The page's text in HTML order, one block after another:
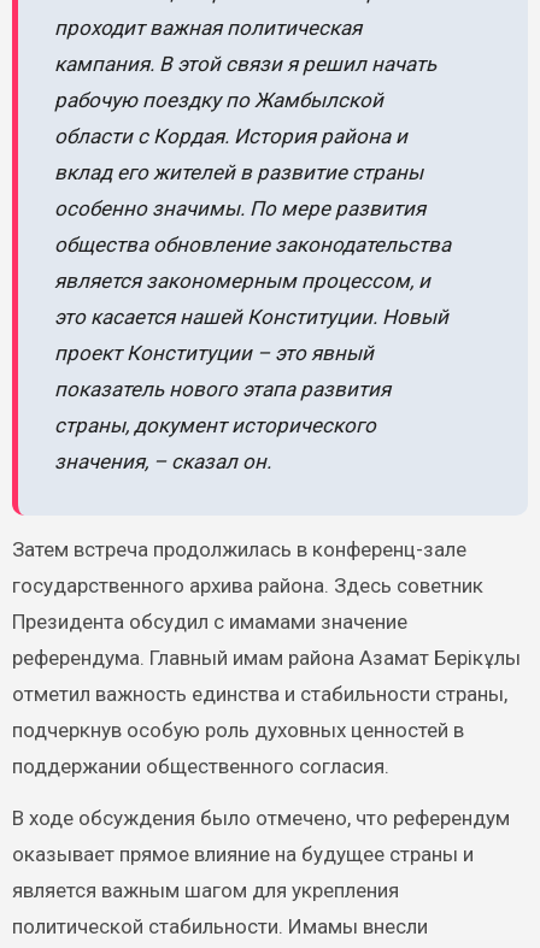
проходит важная политическая
кампания. В этой связи я решил начать
рабочую поездку по Жамбылской
области с Кордая. История района и
вклад его жителей в развитие страны
особенно значимы. По мере развития
общества обновление законодательства
является закономерным процессом, и
это касается нашей Конституции. Новый
проект Конституции – это явный
показатель нового этапа развития
страны, документ исторического
значения, – сказал он.
Затем встреча продолжилась в конференц-зале
государственного архива района. Здесь советник
Президента обсудил с имамами значение
референдума. Главный имам района Азамат Берікұлы
отметил важность единства и стабильности страны,
подчеркнув особую роль духовных ценностей в
поддержании общественного согласия.
В ходе обсуждения было отмечено, что референдум
оказывает прямое влияние на будущее страны и
является важным шагом для укрепления
политической стабильности. Имамы внесли